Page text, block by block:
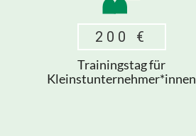
200 €
Trainingstag für
Kleinstunternehmer*innen